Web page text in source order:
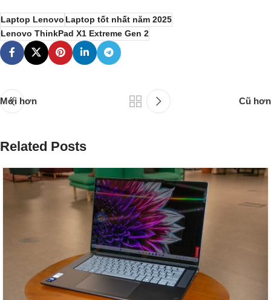
Laptop Lenovo Laptop tốt nhất năm 2025
Lenovo ThinkPad X1 Extreme Gen 2
Mới hơn Cũ hơn
Related Posts